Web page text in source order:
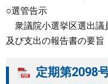
○選管告示
衆議院小選挙区選出議
及び支出の報告書の要旨
定期第2098